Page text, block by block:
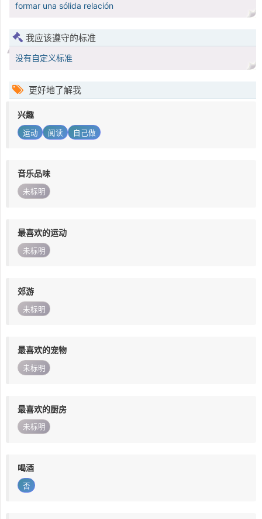
formar una sólida relación
我应该遵守的标准
没有自定义标准
更好地了解我
兴趣
运动 阅读 自己做
音乐品味
未标明
最喜欢的运动
未标明
郊游
未标明
最喜欢的宠物
未标明
最喜欢的厨房
未标明
喝酒
否